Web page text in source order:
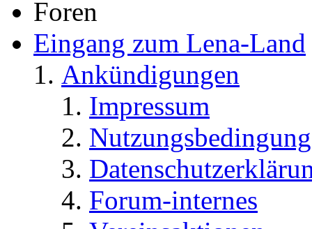
Foren
Eingang zum Lena-Land
Ankündigungen
Impressum
Forum-internes